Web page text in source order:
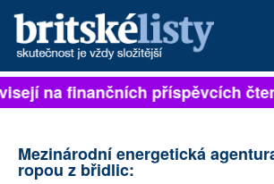
PŘIHLÁSIT
ARCHIV
na finančních příspěvcích
Mezinárodní energetická
ropou z břidlic: